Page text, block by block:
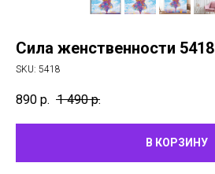
Сила женственности 5418
SKU: 5418
890 р. 1 490 р.
В КОРЗИНУ